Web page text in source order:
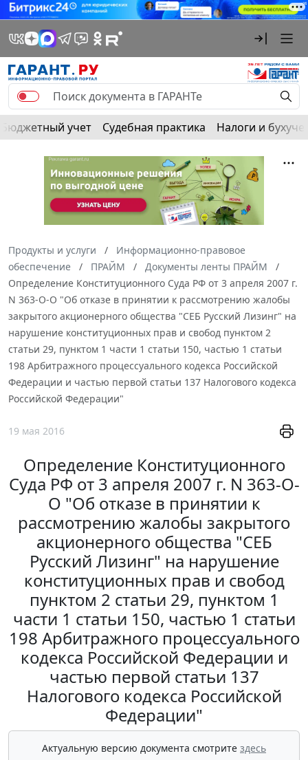
Бюджетный учет Судебная практика Налоги и
Продукты и услуги
Информационно-правовое
обеспечение
ПРАЙМ
Документы ленты ПРАЙМ
Определение Конституционного Суда РФ от 3 апреля 2007 г.
N 363-О-О "Об отказе в принятии к рассмотрению жалобы
закрытого акционерного общества "СЕБ Русский Лизинг" на
нарушение конституционных прав и свобод пунктом 2
статьи 29, пунктом 1 части 1 статьи 150, частью 1 статьи
198 Арбитражного процессуального кодекса Российской
Федерации и частью первой статьи 137 Налогового кодекса
Российской Федерации"
19 мая 2016
Определение Конституционного
Суда РФ от 3 апреля 2007 г. N 363-О-
О "Об отказе в принятии к
рассмотрению жалобы закрытого
акционерного общества "СЕБ
Русский Лизинг" на нарушение
конституционных прав и свобод
пунктом 2 статьи 29, пунктом 1
части 1 статьи 150, частью 1 статьи
198 Арбитражного процессуального
кодекса Российской Федерации и
частью первой статьи 137
Налогового кодекса Российской
Федерации"
Актуальную версию документа смотрите здесь